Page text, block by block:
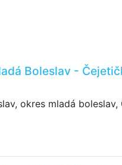
Boleslav -
okres mladá